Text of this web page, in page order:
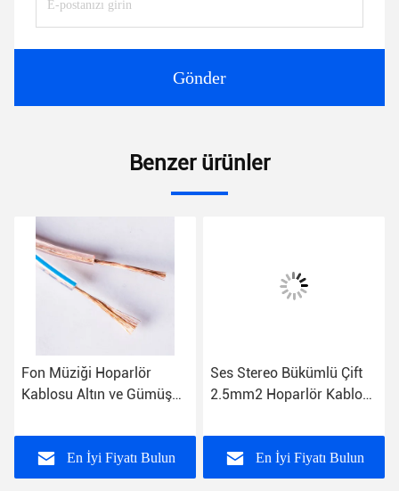
Gönder
Benzer ürünler
Fon Müziği Hoparlör
Kablosu Altın ve Gümüş
En İyi Fiyatı Bulun
Ses Stereo Bükümlü Çift
2.5mm2 Hoparlör Kablosu
Hoparlör Kablosu
En İyi Fiyatı Bulun